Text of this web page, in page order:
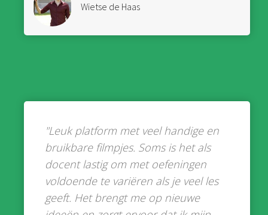
Wietse de Haas
"Leuk platform met veel handige en
bruikbare filmpjes. Soms is het als
docent lastig om met oefeningen
voldoende te variëren als je veel les
geeft. Het brengt me op nieuwe